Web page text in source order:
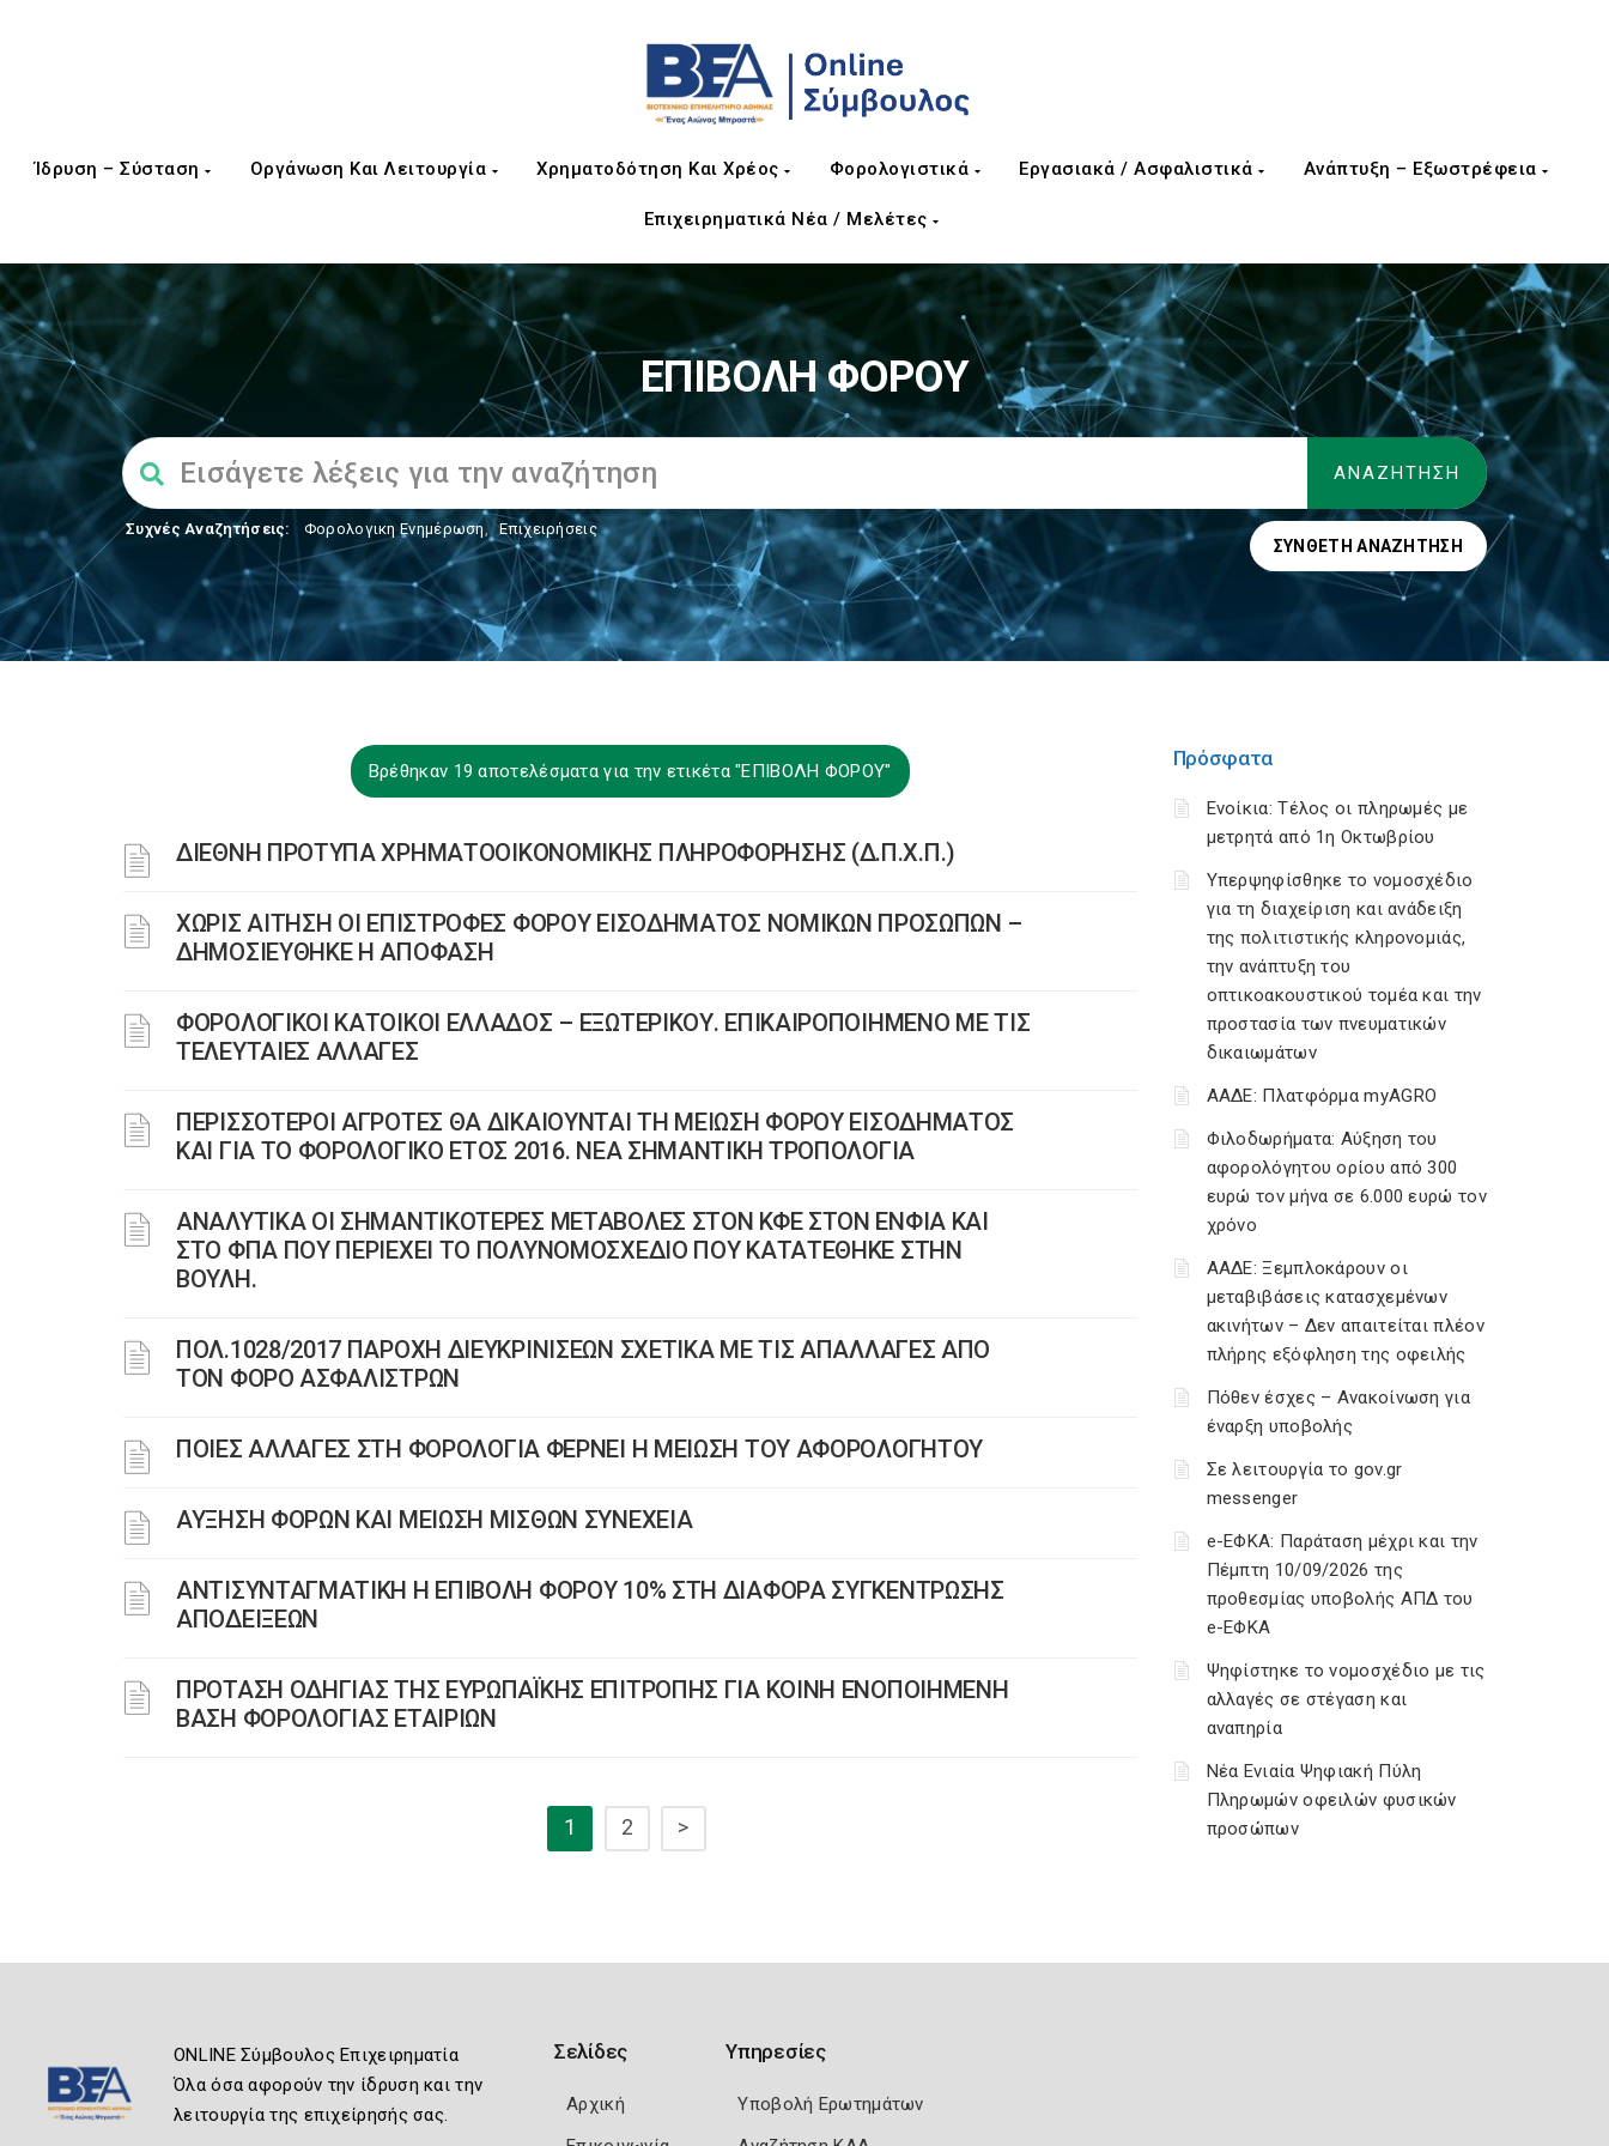
Ίδρυση – Σύσταση Οργάνωση Και Λειτουργία Χρηματοδότηση Και Χρέος Φορολογιστικά Εργασιακά / Ασφαλιστικά Ανάπτυξη – Εξωστρέφεια
Επιχειρηματικά Νέα / Μελέτες
ΕΠΙΒΟΛΗ ΦΟΡΟΥ
Συχνές Αναζητήσεις: Φορολογικη Ενημέρωση, Επιχειρήσεις
ΣΎΝΘΕΤΗ ΑΝΑΖΉΤΗΣΗ
Βρέθηκαν 19 αποτελέσματα για την ετικέτα "ΕΠΙΒΟΛΗ ΦΟΡΟΥ"
ΔΙΕΘΝΗ ΠΡΟΤΥΠΑ ΧΡΗΜΑΤΟΟΙΚΟΝΟΜΙΚΗΣ ΠΛΗΡΟΦΟΡΗΣΗΣ (Δ.Π.Χ.Π.)
ΧΩΡΙΣ ΑΙΤΗΣΗ ΟΙ ΕΠΙΣΤΡΟΦΕΣ ΦΟΡΟΥ ΕΙΣΟΔΗΜΑΤΟΣ ΝΟΜΙΚΩΝ ΠΡΟΣΩΠΩΝ –
ΔΗΜΟΣΙΕΥΘΗΚΕ Η ΑΠΟΦΑΣΗ
ΦΟΡΟΛΟΓΙΚΟΙ ΚΑΤΟΙΚΟΙ ΕΛΛΑΔΟΣ – ΕΞΩΤΕΡΙΚΟΥ. ΕΠΙΚΑΙΡΟΠΟΙΗΜΕΝΟ ΜΕ ΤΙΣ
ΤΕΛΕΥΤΑΙΕΣ ΑΛΛΑΓΕΣ
ΠΕΡΙΣΣΟΤΕΡΟΙ ΑΓΡΟΤΕΣ ΘΑ ΔΙΚΑΙΟΥΝΤΑΙ ΤΗ ΜΕΙΩΣΗ ΦΟΡΟΥ ΕΙΣΟΔΗΜΑΤΟΣ
ΚΑΙ ΓΙΑ ΤΟ ΦΟΡΟΛΟΓΙΚΟ ΕΤΟΣ 2016. ΝΕΑ ΣΗΜΑΝΤΙΚΗ ΤΡΟΠΟΛΟΓΙΑ
ΑΝΑΛΥΤΙΚΑ ΟΙ ΣΗΜΑΝΤΙΚΟΤΕΡΕΣ ΜΕΤΑΒΟΛΕΣ ΣΤΟΝ ΚΦΕ ΣΤΟΝ ΕΝΦΙΑ ΚΑΙ
ΣΤΟ ΦΠΑ ΠΟΥ ΠΕΡΙΕΧΕΙ ΤΟ ΠΟΛΥΝΟΜΟΣΧΕΔΙΟ ΠΟΥ ΚΑΤΑΤΕΘΗΚΕ ΣΤΗΝ
ΒΟΥΛΗ.
ΠΟΛ.1028/2017 ΠΑΡΟΧΗ ΔΙΕΥΚΡΙΝΙΣΕΩΝ ΣΧΕΤΙΚΑ ΜΕ ΤΙΣ ΑΠΑΛΛΑΓΕΣ ΑΠΟ
ΤΟΝ ΦΟΡΟ ΑΣΦΑΛΙΣΤΡΩΝ
ΠΟΙΕΣ ΑΛΛΑΓΕΣ ΣΤΗ ΦΟΡΟΛΟΓΙΑ ΦΕΡΝΕΙ Η ΜΕΙΩΣΗ ΤΟΥ ΑΦΟΡΟΛΟΓΗΤΟΥ
ΑΥΞΗΣΗ ΦΟΡΩΝ ΚΑΙ ΜΕΙΩΣΗ ΜΙΣΘΩΝ ΣΥΝΕΧΕΙΑ
ΑΝΤΙΣΥΝΤΑΓΜΑΤΙΚΗ Η ΕΠΙΒΟΛΗ ΦΟΡΟΥ 10% ΣΤΗ ΔΙΑΦΟΡΑ ΣΥΓΚΕΝΤΡΩΣΗΣ
ΑΠΟΔΕΙΞΕΩΝ
ΠΡΟΤΑΣΗ ΟΔΗΓΙΑΣ ΤΗΣ ΕΥΡΩΠΑΪΚΗΣ ΕΠΙΤΡΟΠΗΣ ΓΙΑ ΚΟΙΝΗ ΕΝΟΠΟΙΗΜΕΝΗ
ΒΑΣΗ ΦΟΡΟΛΟΓΙΑΣ ΕΤΑΙΡΙΩΝ
1 2 >
Πρόσφατα
Ενοίκια: Τέλος οι πληρωμές με
μετρητά από 1η Οκτωβρίου
Υπερψηφίσθηκε το νομοσχέδιο
για τη διαχείριση και ανάδειξη
της πολιτιστικής κληρονομιάς,
την ανάπτυξη του
οπτικοακουστικού τομέα και την
προστασία των πνευματικών
δικαιωμάτων
ΑΑΔΕ: Πλατφόρμα myAGRO
Φιλοδωρήματα: Αύξηση του
αφορολόγητου ορίου από 300
ευρώ τον μήνα σε 6.000 ευρώ τον
χρόνο
ΑΑΔΕ: Ξεμπλοκάρουν οι
μεταβιβάσεις κατασχεμένων
ακινήτων – Δεν απαιτείται πλέον
πλήρης εξόφληση της οφειλής
Πόθεν έσχες – Ανακοίνωση για
έναρξη υποβολής
Σε λειτουργία το gov.gr
messenger
e-ΕΦΚΑ: Παράταση μέχρι και την
Πέμπτη 10/09/2026 της
προθεσμίας υποβολής ΑΠΔ του
e-ΕΦΚΑ
Ψηφίστηκε το νομοσχέδιο με τις
αλλαγές σε στέγαση και
αναπηρία
Νέα Ενιαία Ψηφιακή Πύλη
Πληρωμών οφειλών φυσικών
προσώπων
ONLINE Σύμβουλος Επιχειρηματία
Όλα όσα αφορούν την ίδρυση και την
λειτουργία της επιχείρησής σας.
Σελίδες
Αρχική
Υπηρεσίες
Υποβολή Ερωτημάτων